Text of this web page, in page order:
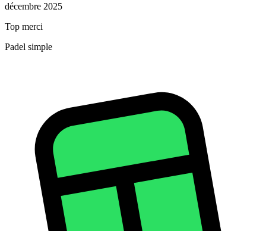
décembre 2025
Top merci
Padel simple